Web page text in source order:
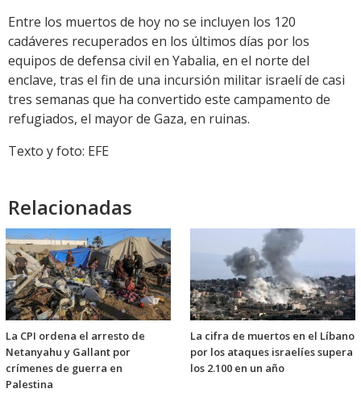
Entre los muertos de hoy no se incluyen los 120
cadáveres recuperados en los últimos días por los
equipos de defensa civil en Yabalia, en el norte del
enclave, tras el fin de una incursión militar israelí de casi
tres semanas que ha convertido este campamento de
refugiados, el mayor de Gaza, en ruinas.
Texto y foto: EFE
Relacionadas
La CPI ordena el arresto de
Netanyahu y Gallant por
crímenes de guerra en
Palestina
La cifra de muertos en el Líbano
por los ataques israelíes supera
los 2.100 en un año